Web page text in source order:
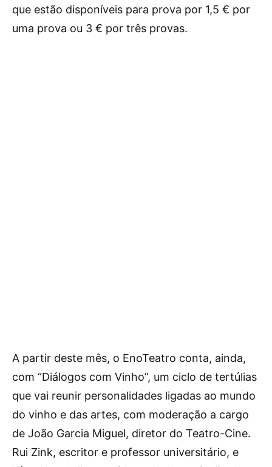
que estão disponíveis para prova por 1,5 € por
uma prova ou 3 € por três provas.
A partir deste mês, o EnoTeatro conta, ainda,
com “Diálogos com Vinho”, um ciclo de tertúlias
que vai reunir personalidades ligadas ao mundo
do vinho e das artes, com moderação a cargo
de João Garcia Miguel, diretor do Teatro-Cine.
Rui Zink, escritor e professor universitário, e